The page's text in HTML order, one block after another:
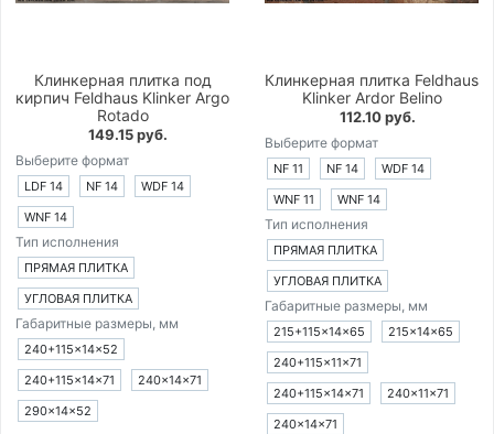
Клинкерная плитка под
кирпич Feldhaus Klinker Argo
Rotado
149.15 руб.
Выберите формат
LDF 14 NF 14
WDF 14
WNF 14
Тип исполнения
ПРЯМАЯ ПЛИТКА
УГЛОВАЯ ПЛИТКА
Габаритные размеры, мм
240+115×14×52
240+115×14×71
240×14×71
290×14×52
Клинкерная плитка Feldhaus
Klinker Ardor Belino
112.10 руб.
Выберите формат
NF 11 NF 14
WDF 14
WNF 11
WNF 14
Тип исполнения
ПРЯМАЯ ПЛИТКА
УГЛОВАЯ ПЛИТКА
Габаритные размеры, мм
215+115×14×65
215×14×65
240+115×11×71
240+115×14×71
240×11×71
240×14×71